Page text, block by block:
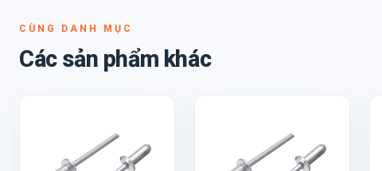
CÙNG DANH MỤC
Các sản phẩm khác